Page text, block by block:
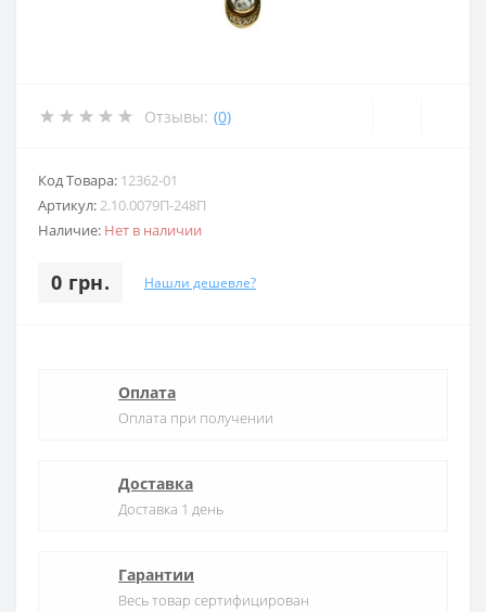
Отзывы: (0)
Код Товара: 12362-01
Артикул:2.10.0079П-248П
Наличие: Нет в наличии
0 грн. Нашли дешевле?
Оплата
Оплата при получении
Доставка
Доставка 1 день
Гарантии
Весь товар сертифицирован